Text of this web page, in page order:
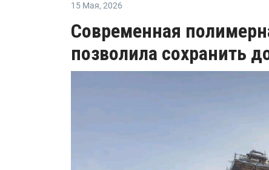
15 Мая, 2026
Современная
позволила сохранить